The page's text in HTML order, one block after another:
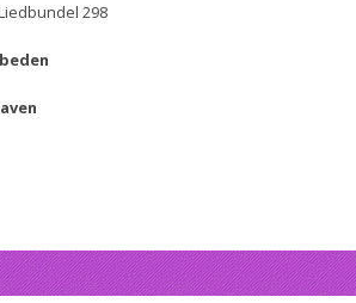
298